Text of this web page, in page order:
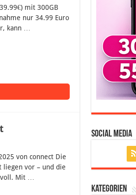
mit 300GB
nur 34.99 Euro
kann …
von connect Die
liegen vor – und die
Mit …
Social Media
Kategorien